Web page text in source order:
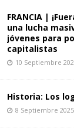
FRANCIA |
una lucha
jóvenes para
capitalistas
10 Septiembre
Historia: Los
8 Septiembre 2025